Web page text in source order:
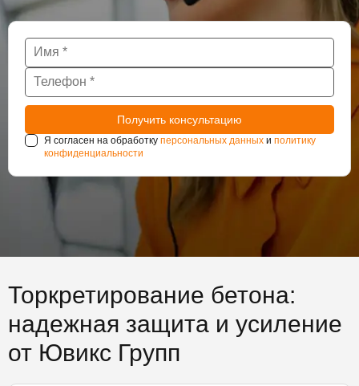
Я согласен на обработку персональных данных и политику
конфиденциальности
Торкретирование бетона:
надежная защита и усиление
от Ювикс Групп